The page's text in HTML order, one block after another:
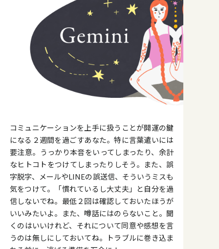
コミュニケーションを上手に扱うことが開運の鍵
になる２週間を過ごすあなた。特に言葉遣いには
要注意。うっかり本音をいってしまったり、余計
なヒトコトをつけてしまったりしそう。また、誤
字脱字、メールやLINEの誤送信、そういうミスも
気をつけて。「慣れているし大丈夫」と自分を過
信しないでね。最低２回は確認しておいたほうが
いいみたいよ。また、噂話にはのらないこと。聞
くのはいいけれど、それについて同意や感想を言
うのは無しにしておいてね。トラブルに巻き込ま